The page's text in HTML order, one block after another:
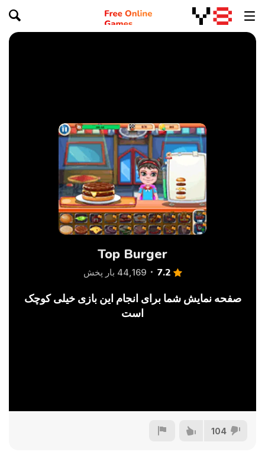
Top Burger
7.2 44,169 بار پخش
صفحه نمایش شما برای انجام این بازی خیلی کوچک
است
104